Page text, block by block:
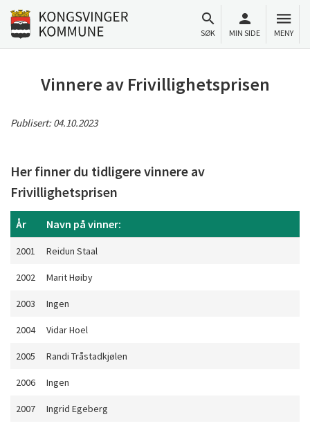
Til innhold
Gå til forsiden
SØK MIN SIDE MENY
Vinnere av Frivillighetsprisen
Publisert:04.10.2023
Her finner du tidligere vinnere av
Frivillighetsprisen
År Navn på vinner:
2001 Reidun Staal
2002 Marit Høiby
2003 Ingen
2004 Vidar Hoel
2005 Randi Tråstadkjølen
2006 Ingen
2007 Ingrid Egeberg